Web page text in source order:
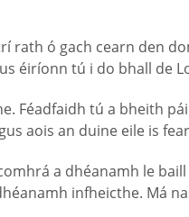
ó gach cearn den
éiríonn tú i do bhall de
Féadfaidh tú a bheith
aois an duine eile is
a dhéanamh le
infheicthe. Má